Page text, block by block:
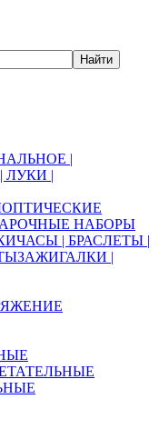
|
ЛУКИ |
ОПТИЧЕСКИЕ
НАБОРЫ
ЧАСЫ | БРАСЛЕТЫ |
ЗАЖИГАЛКИ |